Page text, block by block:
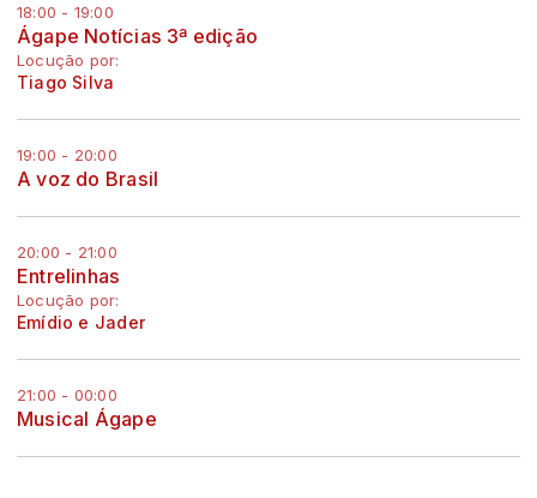
18:00 - 19:00
Ágape Notícias 3ª edição
Locução por:
Tiago Silva
19:00 - 20:00
A voz do Brasil
20:00 - 21:00
Entrelinhas
Locução por:
Emídio e Jader
21:00 - 00:00
Musical Ágape